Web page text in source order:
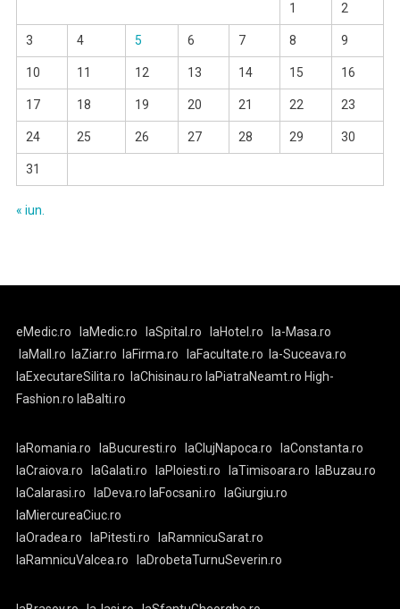
1 2
3 4 5 6 7 8 9
10 11 12 13 14 15 16
17 18 19 20 21 22 23
24 25 26 27 28 29 30
31
« iun.
eMedic.ro laMedic.ro laSpital.ro laHotel.ro
la-Masa.ro
laMall.ro
laZiar.ro laFirma.ro laFacultate.ro
la-Suceava.ro
laExecutareSilita.ro
laChisinau.ro laPiatraNeamt.ro High-
Fashion.ro laBalti.ro
laRomania.ro laBucuresti.ro laClujNapoca.ro
laConstanta.ro
laCraiova.ro
laGalati.ro laPloiesti.ro laTimisoara.ro
laBuzau.ro
laCalarasi.ro
laDeva.ro laFocsani.ro
laGiurgiu.ro
laMiercureaCiuc.ro
laOradea.ro
laPitesti.ro
laRamnicuSarat.ro
laRamnicuValcea.ro
laDrobetaTurnuSeverin.ro